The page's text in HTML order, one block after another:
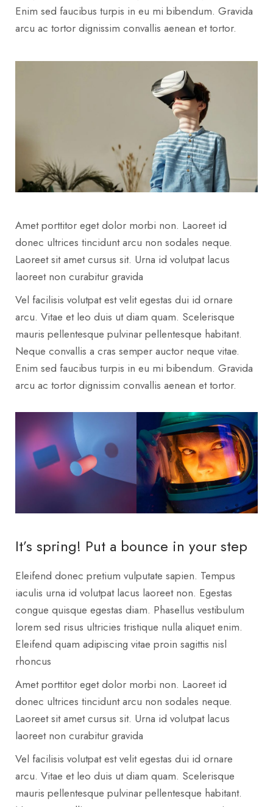
Enim sed faucibus turpis in eu mi bibendum. Gravida
arcu ac tortor dignissim convallis aenean et tortor.
Amet porttitor eget dolor morbi non. Laoreet id
donec ultrices tincidunt arcu non sodales neque.
Laoreet sit amet cursus sit. Urna id volutpat lacus
laoreet non curabitur gravida
Vel facilisis volutpat est velit egestas dui id ornare
arcu. Vitae et leo duis ut diam quam. Scelerisque
mauris pellentesque pulvinar pellentesque habitant.
Neque convallis a cras semper auctor neque vitae.
Enim sed faucibus turpis in eu mi bibendum. Gravida
arcu ac tortor dignissim convallis aenean et tortor.
It’s spring! Put a bounce in your step
Eleifend donec pretium vulputate sapien. Tempus
iaculis urna id volutpat lacus laoreet non. Egestas
congue quisque egestas diam. Phasellus vestibulum
lorem sed risus ultricies tristique nulla aliquet enim.
Eleifend quam adipiscing vitae proin sagittis nisl
rhoncus
Amet porttitor eget dolor morbi non. Laoreet id
donec ultrices tincidunt arcu non sodales neque.
Laoreet sit amet cursus sit. Urna id volutpat lacus
laoreet non curabitur gravida
Vel facilisis volutpat est velit egestas dui id ornare
arcu. Vitae et leo duis ut diam quam. Scelerisque
mauris pellentesque pulvinar pellentesque habitant.